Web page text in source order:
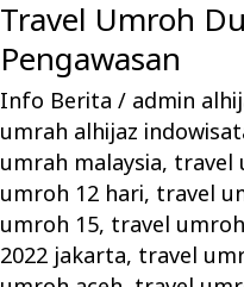
Travel Umroh
Pengawasan
Info Berita / admin
umrah alhijaz
umrah malaysia, travel
umroh 12 hari, travel
umroh 15, travel
2022 jakarta, travel
Travel
Umroh
Dukung
Upaya
Kemenag
Memperketat
Pengawasan